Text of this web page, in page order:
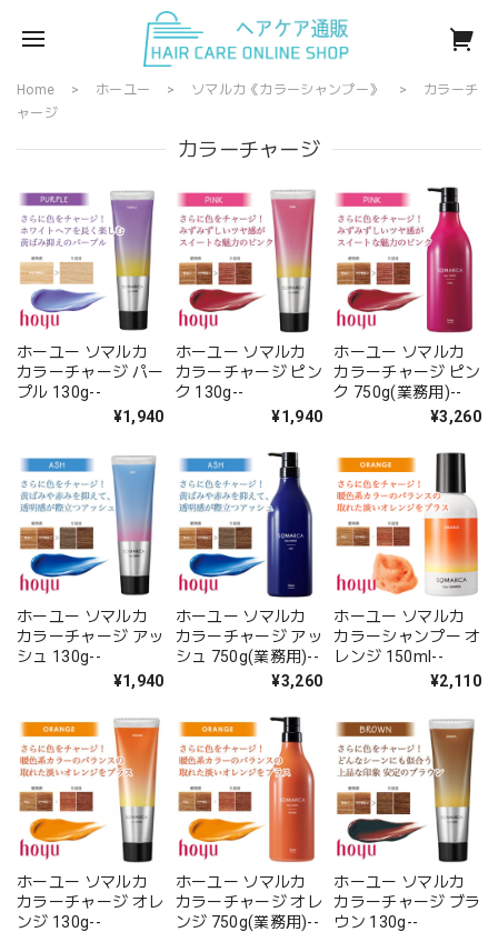
Home ホーユー ソマルカ《カラーシャンプー》
カラーチ
ャージ
カラーチャージ
ホーユー ソマルカ
カラーチャージ パー
プル 130g--
¥1,940
ホーユー ソマルカ
カラーチャージ ピン
ク 130g--
¥1,940
ホーユー ソマルカ
カラーチャージ ピン
ク 750g(業務用)--
¥3,260
ホーユー ソマルカ
カラーチャージ アッ
シュ 130g--
¥1,940
ホーユー ソマルカ
カラーチャージ アッ
シュ 750g(業務用)--
¥3,260
ホーユー ソマルカ
カラーシャンプー オ
レンジ 150ml--
¥2,110
ホーユー ソマルカ
カラーチャージ オレ
ンジ 130g--
ホーユー ソマルカ
カラーチャージ オレ
ンジ 750g(業務用)--
ホーユー ソマルカ
カラーチャージ ブラ
ウン 130g--